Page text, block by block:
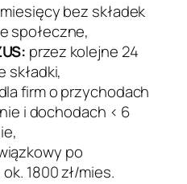
bez składek
społeczne,
przez kolejne 24
składki,
firm o przychodach
i dochodach < 6
po
1800 zł/mies.